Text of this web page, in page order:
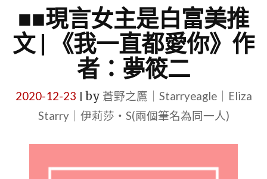
■■現言女主是白富美推
文 | 《我一直都愛你》作
者：夢筱二
2020-12-23 by 蒼野之鷹｜Starryeagle｜Eliza
Starry｜伊莉莎・S(兩個筆名為同一人)